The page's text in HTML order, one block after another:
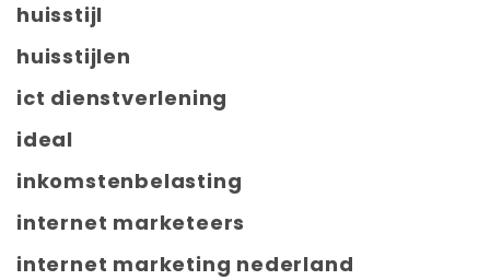
huisstijl
huisstijlen
ict dienstverlening
ideal
inkomstenbelasting
internet marketeers
internet marketing nederland